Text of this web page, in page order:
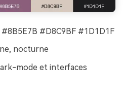
#D8C9BF #1D1D1F
nocturne
mode et interfaces